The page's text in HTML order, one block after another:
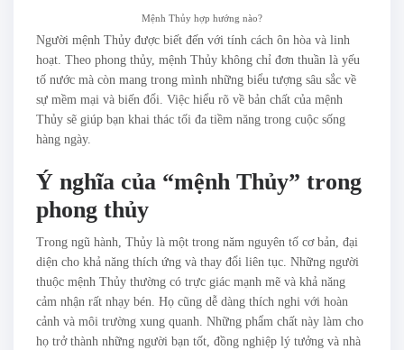
Mệnh Thủy hợp hướng nào?
Người mệnh Thủy được biết đến với tính cách ôn hòa và linh
hoạt. Theo phong thủy, mệnh Thủy không chỉ đơn thuần là yếu
tố nước mà còn mang trong mình những biểu tượng sâu sắc về
sự mềm mại và biến đổi. Việc hiểu rõ về bản chất của mệnh
Thủy sẽ giúp bạn khai thác tối đa tiềm năng trong cuộc sống
hàng ngày.
Ý nghĩa của “mệnh Thủy” trong
phong thủy
Trong ngũ hành, Thủy là một trong năm nguyên tố cơ bản, đại
diện cho khả năng thích ứng và thay đổi liên tục. Những người
thuộc mệnh Thủy thường có trực giác mạnh mẽ và khả năng
cảm nhận rất nhạy bén. Họ cũng dễ dàng thích nghi với hoàn
cảnh và môi trường xung quanh. Những phẩm chất này làm cho
họ trở thành những người bạn tốt, đồng nghiệp lý tưởng và nhà